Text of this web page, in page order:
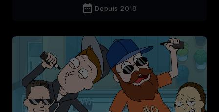
date_range Depuis 2018